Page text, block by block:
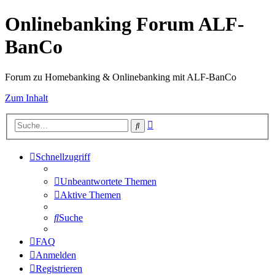
Onlinebanking Forum ALF-
BanCo
Forum zu Homebanking & Onlinebanking mit ALF-BanCo
Zum Inhalt
Suche
Schnellzugriff
Unbeantwortete Themen
Aktive Themen
Suche
FAQ
Anmelden
Registrieren